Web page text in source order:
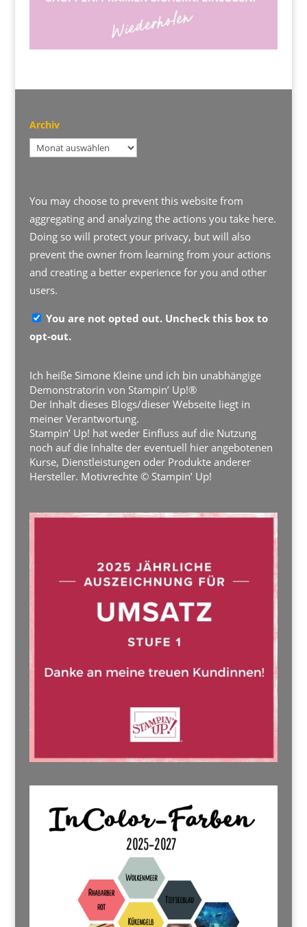
Archiv
Archiv
You may choose to prevent this website from
aggregating and analyzing the actions you take here.
Doing so will protect your privacy, but will also
prevent the owner from learning from your actions
and creating a better experience for you and other
users.
You are not opted out. Uncheck this box to
opt-out.
Ich heiße Simone Kleine und ich bin unabhängige
Demonstratorin von Stampin’ Up!®
Der Inhalt dieses Blogs/dieser Webseite liegt in
meiner Verantwortung.
Stampin’ Up! hat weder Einfluss auf die Nutzung
noch auf die Inhalte der eventuell hier angebotenen
Kurse, Dienstleistungen oder Produkte anderer
Hersteller. Motivrechte © Stampin’ Up!